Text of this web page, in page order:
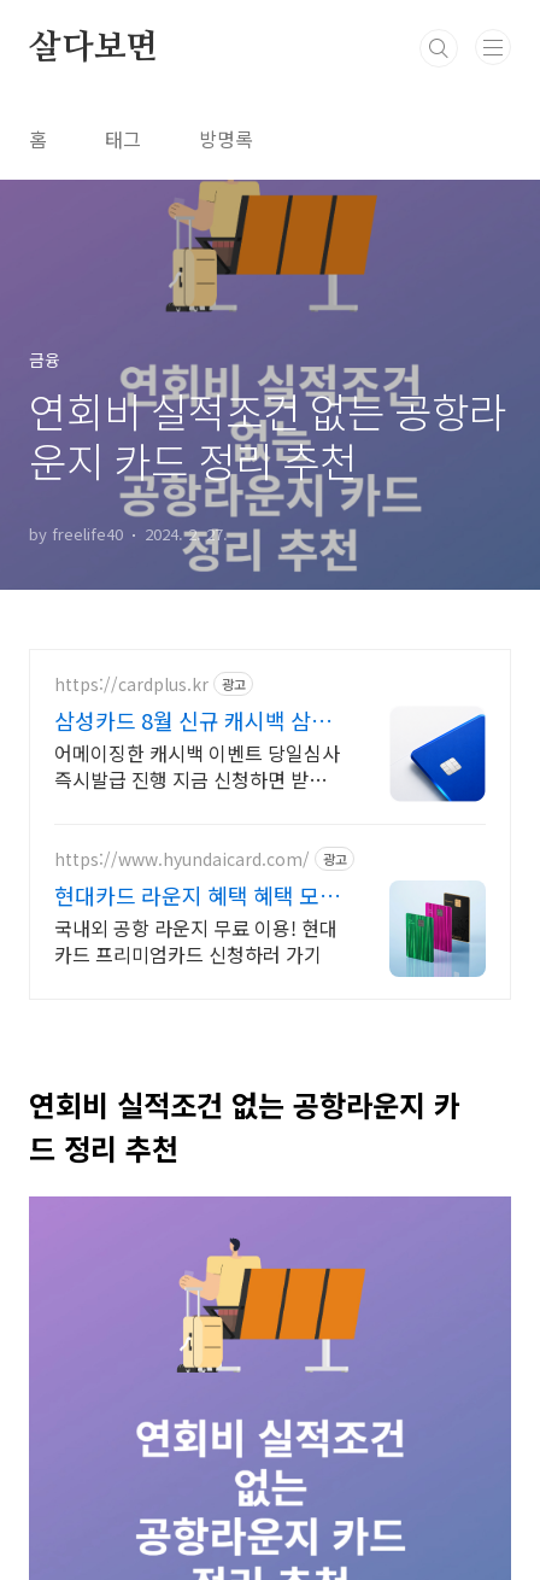
살다보면
홈 태그 방명록
금융
연회비 실적조건 없는 공항라
운지 카드 정리 추천
by freelife40 2024. 2. 27.
https://cardplus.kr 광고
삼성카드 8월 신규 캐시백 삼성
카드 최대 캐시백지원
어메이징한 캐시백 이벤트 당일심사
즉시발급 진행 지금 신청하면 받을
https://www.hyundaicard.com/ 광고
현대카드 라운지 혜택 혜택 모아
보기
국내외 공항 라운지 무료 이용! 현대
카드 프리미엄카드 신청하러 가기
연회비 실적조건 없는 공항라운지 카
드 정리 추천